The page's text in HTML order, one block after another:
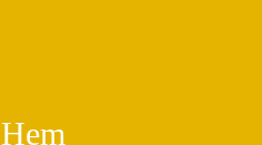
Hem